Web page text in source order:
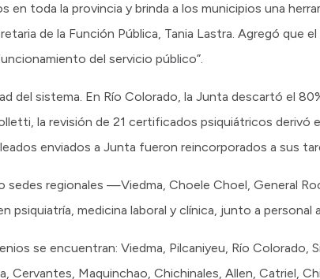
en toda la provincia y brinda a los municipios una
de la Función Pública, Tania Lastra. Agregó que
del servicio público”.
del sistema. En Río Colorado, la Junta descartó el
la revisión de 21 certificados psiquiátricos derivó
enviados a Junta fueron reincorporados a sus
regionales —Viedma, Choele Choel, General
psiquiatría, medicina laboral y clínica, junto a personal
se encuentran: Viedma, Pilcaniyeu, Río Colorado,
Cervantes, Maquinchao, Chichinales, Allen, Catriel,